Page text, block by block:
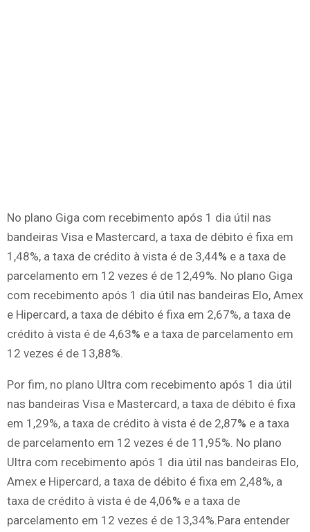
No plano Giga com recebimento após 1 dia útil nas
bandeiras Visa e Mastercard, a taxa de débito é fixa em
1,48%, a taxa de crédito à vista é de 3,44% e a taxa de
parcelamento em 12 vezes é de 12,49%. No plano Giga
com recebimento após 1 dia útil nas bandeiras Elo, Amex
e Hipercard, a taxa de débito é fixa em 2,67%, a taxa de
crédito à vista é de 4,63% e a taxa de parcelamento em
12 vezes é de 13,88%.
Por fim, no plano Ultra com recebimento após 1 dia útil
nas bandeiras Visa e Mastercard, a taxa de débito é fixa
em 1,29%, a taxa de crédito à vista é de 2,87% e a taxa
de parcelamento em 12 vezes é de 11,95%. No plano
Ultra com recebimento após 1 dia útil nas bandeiras Elo,
Amex e Hipercard, a taxa de débito é fixa em 2,48%, a
taxa de crédito à vista é de 4,06% e a taxa de
parcelamento em 12 vezes é de 13,34%.Para entender